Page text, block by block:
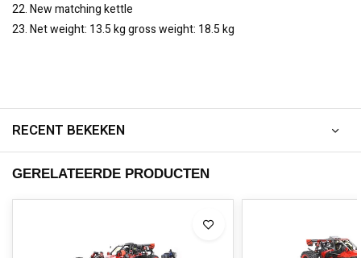
22. New matching kettle
23. Net weight: 13.5 kg gross weight: 18.5 kg
RECENT BEKEKEN
GERELATEERDE PRODUCTEN